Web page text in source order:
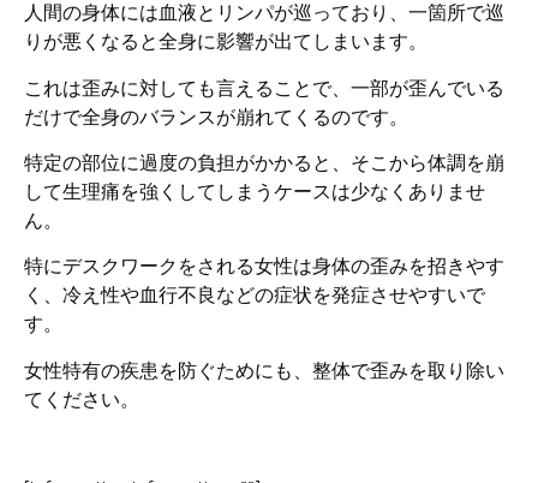
人間の身体には血液とリンパが巡っており、一箇所で巡
りが悪くなると全身に影響が出てしまいます。
これは歪みに対しても言えることで、一部が歪んでいる
だけで全身のバランスが崩れてくるのです。
特定の部位に過度の負担がかかると、そこから体調を崩
して生理痛を強くしてしまうケースは少なくありませ
ん。
特にデスクワークをされる女性は身体の歪みを招きやす
く、冷え性や血行不良などの症状を発症させやすいで
す。
女性特有の疾患を防ぐためにも、整体で歪みを取り除い
てください。